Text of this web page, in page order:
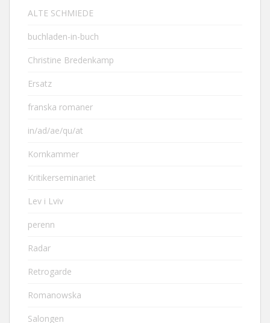
ALTE SCHMIEDE
buchladen-in-buch
Christine Bredenkamp
Ersatz
franska romaner
in/ad/ae/qu/at
Kornkammer
Kritikerseminariet
Lev i Lviv
perenn
Radar
Retrogarde
Romanowska
Salongen